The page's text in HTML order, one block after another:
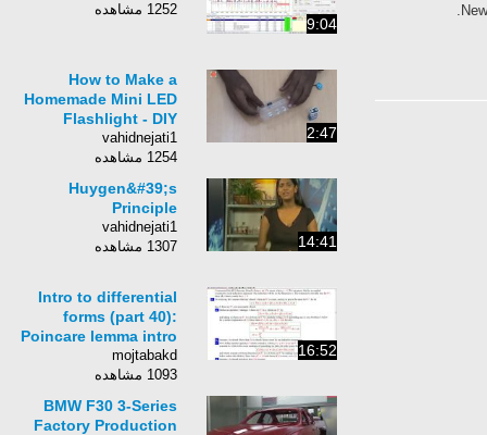
9:04
1252 مشاهده
2:47
How to Make a
Homemade Mini LED
Flashlight - DIY
vahidnejati1
1254 مشاهده
14:41
Huygen&#39;s
Principle
vahidnejati1
1307 مشاهده
16:52
Intro to differential
forms (part 40):
Poincare lemma intro
mojtabakd
1093 مشاهده
BMW F30 3-Series
Factory Production